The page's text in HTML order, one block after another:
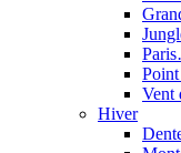
Vent
Hiver